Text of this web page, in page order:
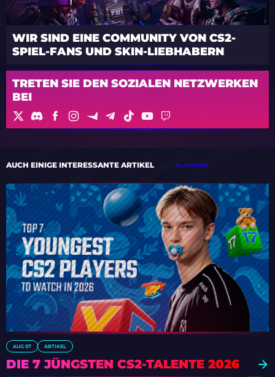
WIR SIND EINE COMMUNITY VON CS2-
SPIEL-FANS UND SKIN-LIEBHABERN
TRETEN SIE DEN SOZIALEN NETZWERKEN
BEI
AUCH EINIGE INTERESSANTE ARTIKEL ALLE ARTIKEL
AUG 07 ARTIKEL
DIE 7 JÜNGSTEN CS2-TALENTE 2026